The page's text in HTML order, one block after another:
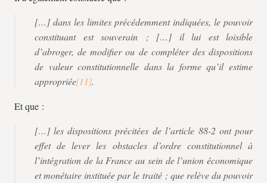
[…] dans les limites précédemment indiquées, le pouvoir
constituant est souverain ; […] il lui est loisible
d’abroger, de modifier ou de compléter des dispositions
de valeur constitutionnelle dans la forme qu’il estime
appropriée
.
Et que :
[…] les dispositions précitées de l’article 88-2 ont pour
effet de lever les obstacles d’ordre constitutionnel à
l’intégration de la France au sein de l’union économique
et monétaire instituée par le traité ; que relève du pouvoir